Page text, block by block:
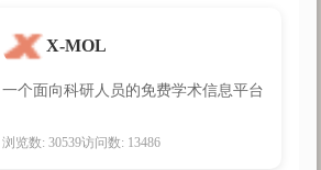
X-MOL
一个面向科研人员的免费学术信息平台
浏览数: 30539访问数: 13486